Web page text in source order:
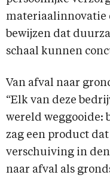
materiaalinnovatie
bewijzen dat
schaal kunnen
Van afval naar
“Elk van deze
wereld weggooide:
zag een product
verschuiving in
naar afval als